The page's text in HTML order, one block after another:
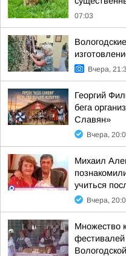
07:03
Вчера,
Георгий
бега
Славян»
Вчера,
Михаил
учиться
Вчера,
Множество
фестивалей